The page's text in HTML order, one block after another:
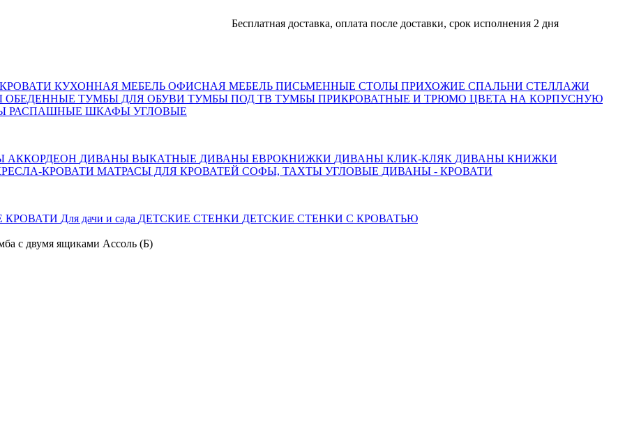
Бесплатная доставка, оплата после доставки, срок исполнения 2 дня
КРОВАТИ КУХОННАЯ МЕБЕЛЬ ОФИСНАЯ МЕБЕЛЬ ПИСЬМЕННЫЕ СТОЛЫ ПРИХОЖИЕ СПАЛЬНИ СТЕЛЛАЖИ
ОБЕДЕННЫЕ ТУМБЫ ДЛЯ ОБУВИ ТУМБЫ ПОД ТВ ТУМБЫ ПРИКРОВАТНЫЕ И ТРЮМО ЦВЕТА НА КОРПУСНУЮ
РАСПАШНЫЕ ШКАФЫ УГЛОВЫЕ
АККОРДЕОН ДИВАНЫ ВЫКАТНЫЕ ДИВАНЫ ЕВРОКНИЖКИ ДИВАНЫ КЛИК-КЛЯК ДИВАНЫ КНИЖКИ
КРОВАТИ МАТРАСЫ ДЛЯ КРОВАТЕЙ СОФЫ, ТАХТЫ УГЛОВЫЕ ДИВАНЫ - КРОВАТИ
КРОВАТИ Для дачи и сада ДЕТСКИЕ СТЕНКИ ДЕТСКИЕ СТЕНКИ С КРОВАТЬЮ
с двумя ящиками Ассоль (Б)